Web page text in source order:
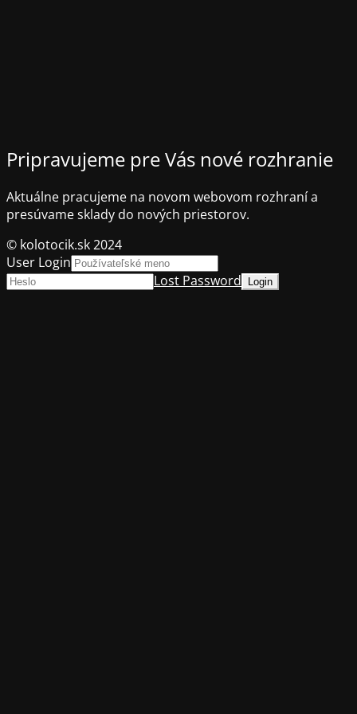
Pripravujeme pre Vás nové rozhranie
Aktuálne pracujeme na novom webovom rozhraní a
presúvame sklady do nových priestorov.
© kolotocik.sk 2024
User Login
Lost Password